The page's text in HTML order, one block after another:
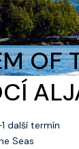
OF
další termín
Seas